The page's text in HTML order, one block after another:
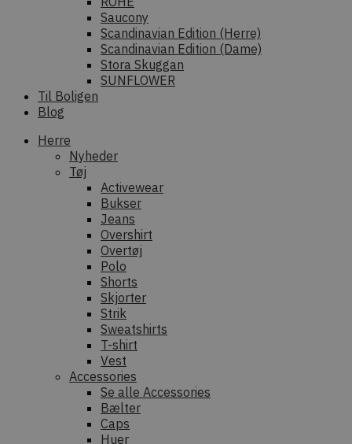
Saucony
Scandinavian Edition (Herre)
Scandinavian Edition (Dame)
Stora Skuggan
SUNFLOWER
Til Boligen
Blog
Herre
Nyheder
Tøj
Activewear
Bukser
Jeans
Overshirt
Overtøj
Polo
Shorts
Skjorter
Strik
Sweatshirts
T-shirt
Vest
Accessories
Se alle Accessories
Bælter
Caps
Huer